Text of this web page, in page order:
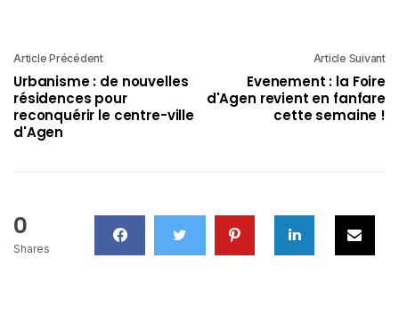
Article Précédent
Urbanisme : de nouvelles
résidences pour
reconquérir le centre-ville
d'Agen
Article Suivant
Evenement : la Foire
d'Agen revient en fanfare
cette semaine !
0
Shares